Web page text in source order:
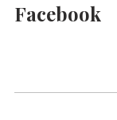
Facebook